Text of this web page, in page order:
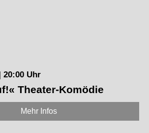
20:00 Uhr
Theater-Komödie
Mehr Infos